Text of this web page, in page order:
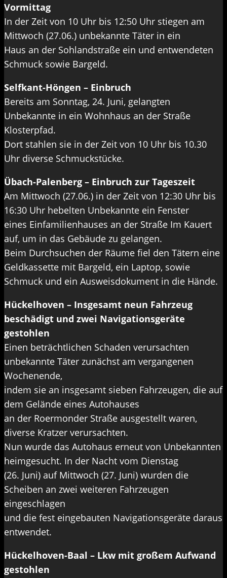
Vormittag
In der Zeit von 10 Uhr bis 12:50 Uhr stiegen am
Mittwoch (27.06.) unbekannte Täter in ein
Haus an der Sohlandstraße ein und entwendeten
Schmuck sowie Bargeld.
Selfkant-Höngen – Einbruch
Bereits am Sonntag, 24. Juni, gelangten
Unbekannte in ein Wohnhaus an der Straße
Klosterpfad.
Dort stahlen sie in der Zeit von 10 Uhr bis 10.30
Uhr diverse Schmuckstücke.
Übach-Palenberg – Einbruch zur Tageszeit
Am Mittwoch (27.06.) in der Zeit von 12:30 Uhr bis
16:30 Uhr hebelten Unbekannte ein Fenster
eines Einfamilienhauses an der Straße Im Kauert
auf, um in das Gebäude zu gelangen.
Beim Durchsuchen der Räume fiel den Tätern eine
Geldkassette mit Bargeld, ein Laptop, sowie
Schmuck und ein Ausweisdokument in die Hände.
Hückelhoven – Insgesamt neun Fahrzeug
beschädigt und zwei Navigationsgeräte
gestohlen
Einen beträchtlichen Schaden verursachten
unbekannte Täter zunächst am vergangenen
Wochenende,
indem sie an insgesamt sieben Fahrzeugen, die auf
dem Gelände eines Autohauses
an der Roermonder Straße ausgestellt waren,
diverse Kratzer verursachten.
Nun wurde das Autohaus erneut von Unbekannten
heimgesucht. In der Nacht vom Dienstag
(26. Juni) auf Mittwoch (27. Juni) wurden die
Scheiben an zwei weiteren Fahrzeugen
eingeschlagen
und die fest eingebauten Navigationsgeräte daraus
entwendet.
Hückelhoven-Baal – Lkw mit großem Aufwand
gestohlen